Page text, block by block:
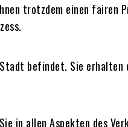
trotzdem einen fairen
befindet. Sie erhalten
in allen Aspekten des